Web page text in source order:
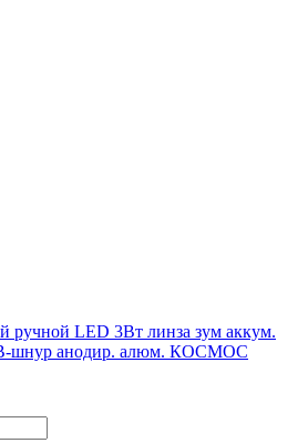
ручной LED 3Вт линза зум аккум.
шнур анодир. алюм. КОСМОС